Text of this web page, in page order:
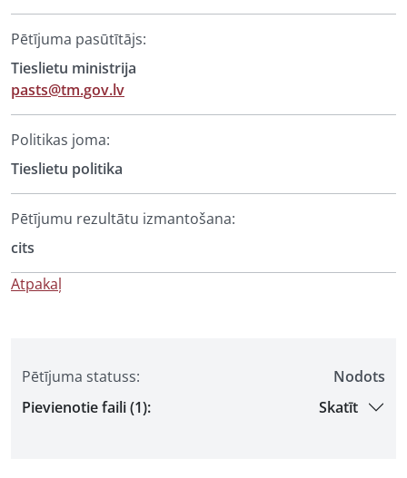
Pētījuma statuss:
Nodots
Pievienotie faili (1):
Skatīt
Pētījuma pasūtītājs:
Tieslietu ministrija
pasts@tm.gov.lv
Politikas joma:
Tieslietu politika
Pētījumu rezultātu izmantošana:
cits
Atpakaļ